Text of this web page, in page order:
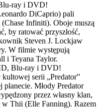
ray i DVD!
DiCaprio) pali
Infiniti). Oboje muszą
by ratować przyszłość,
Steven J. Lockjaw
W filmie występują
i Teyana Taylor.
Blu-ray i DVD!
serii „Predator”
planecie. Młody Predator
przez własny klan,
w Thii (Elle Fanning). Razem